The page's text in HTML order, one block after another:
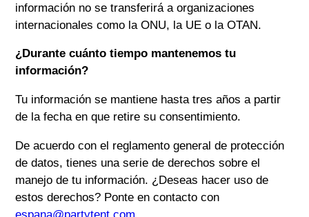
información no se transferirá a organizaciones
internacionales como la ONU, la UE o la OTAN.
¿Durante cuánto tiempo mantenemos tu
información?
Tu información se mantiene hasta tres años a partir
de la fecha en que retire su consentimiento.
De acuerdo con el reglamento general de protección
de datos, tienes una serie de derechos sobre el
manejo de tu información. ¿Deseas hacer uso de
estos derechos? Ponte en contacto con